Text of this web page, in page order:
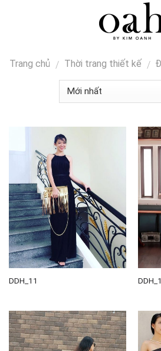
Trang chủ / Thời trang thiết kế /
DDH_11